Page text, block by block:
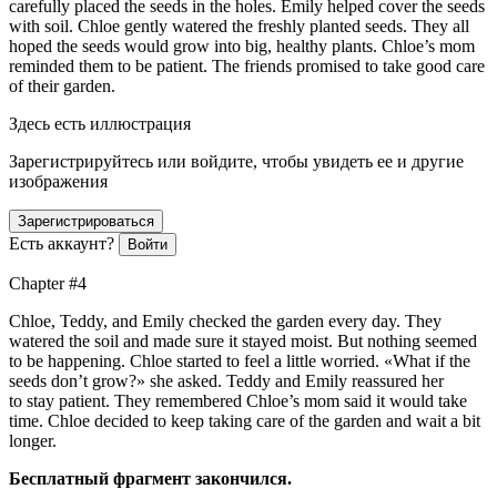
carefully placed the seeds in the holes. Emily helped cover the seeds
with soil. Chloe gently watered the freshly planted seeds. They all
hoped the seeds would grow into big, healthy plants. Chloe’s mom
reminded them to be patient. The friends promised to take good care
of their garden.
Здесь есть иллюстрация
Зарегистрируйтесь или войдите, чтобы увидеть ее и другие
изображения
Зарегистрироваться
Есть аккаунт? Войти
Chapter #4
Chloe, Teddy, and Emily checked the garden every day. They
watered the soil and made sure it stayed moist. But nothing seemed
to be happening. Chloe started to feel a little worried. «What if the
seeds don’t grow?» she asked. Teddy and Emily reassured her
to stay patient. They remembered Chloe’s mom said it would take
time. Chloe decided to keep taking care of the garden and wait a bit
longer.
Бесплатный фрагмент закончился.